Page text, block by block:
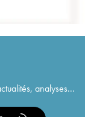
analyses...